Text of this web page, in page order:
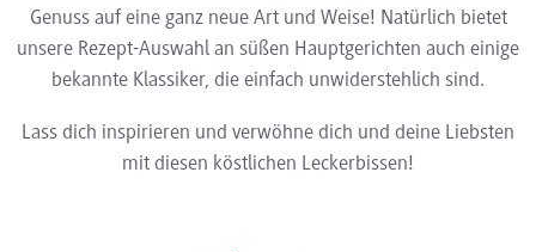
Genuss auf eine ganz neue Art und Weise! Natürlich bietet
unsere Rezept-Auswahl an süßen Hauptgerichten auch einige
bekannte Klassiker, die einfach unwiderstehlich sind.
Lass dich inspirieren und verwöhne dich und deine Liebsten
mit diesen köstlichen Leckerbissen!